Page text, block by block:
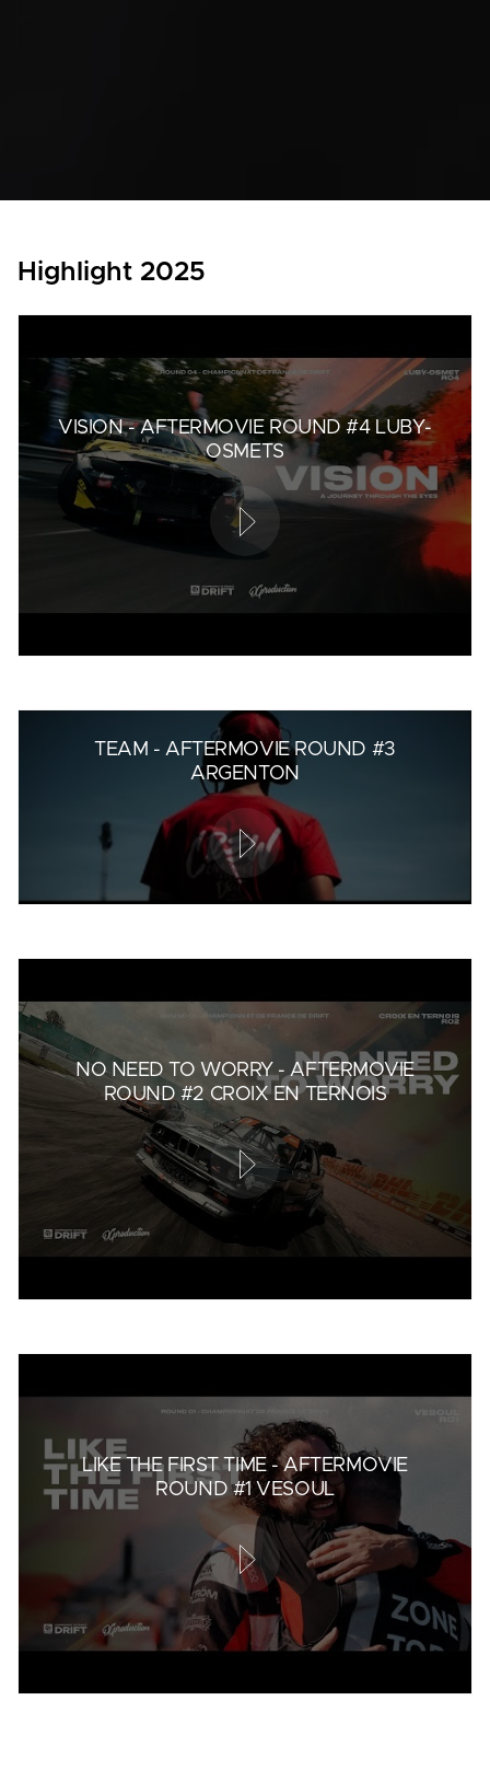
Highlight 2025
VISION - AFTERMOVIE ROUND #4 LUBY-
OSMETS
TEAM - AFTERMOVIE ROUND #3
ARGENTON
NO NEED TO WORRY - AFTERMOVIE
ROUND #2 CROIX EN TERNOIS
LIKE THE FIRST TIME - AFTERMOVIE
ROUND #1 VESOUL